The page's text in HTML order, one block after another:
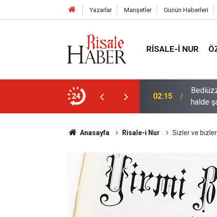
Yazarlar Manşetler Günün Haberleri
RISALE-I NUR
24
i havaînin kulağına girip dilinden çıktığı
01:45
Anasayfa Risale-i Nur Sizler ve bizler